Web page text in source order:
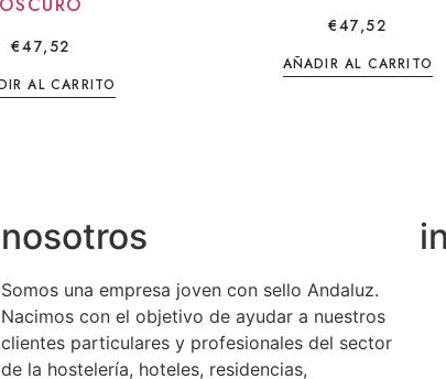
€47,52
AL CARRITO
€47,52
AÑADIR AL CARRITO
nosotros
Somos una empresa joven con sello Andaluz.
Nacimos con el objetivo de ayudar a nuestros
clientes particulares y profesionales del sector
de la hostelería, hoteles, residencias,